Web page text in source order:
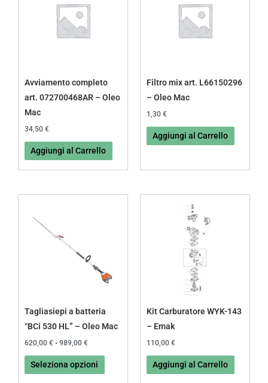
Avviamento completo
art. 072700468AR – Oleo
Mac
34,50 €
Aggiungi al Carrello
Filtro mix art. L66150296
– Oleo Mac
1,30 €
Aggiungi al Carrello
Tagliasiepi a batteria
“BCi 530 HL” – Oleo Mac
620,00 € - 989,00 €
989,00 €
Seleziona opzioni
Le
essere
Kit Carburatore WYK-143
– Emak
110,00 €
Aggiungi al Carrello